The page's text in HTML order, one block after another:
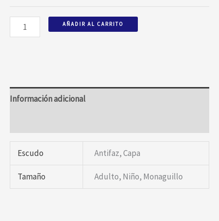
AÑADIR AL CARRITO
Información adicional
Escudo Antifaz, Capa
Tamaño Adulto, Niño, Monaguillo